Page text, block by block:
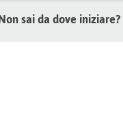
sai da dove iniziare?